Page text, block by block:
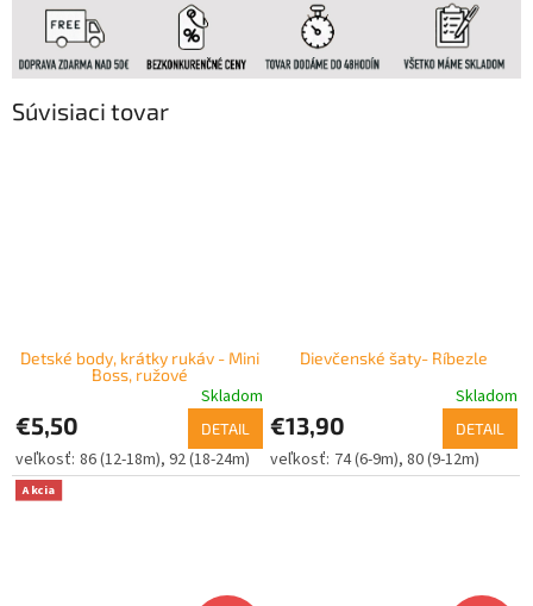
Súvisiaci tovar
Detské body, krátky rukáv - Mini
Boss, ružové
Skladom
€5,50 DETAIL
86 (12-18m) 92 (18-24m)
Dievčenské šaty- Ríbezle
Skladom
€13,90 DETAIL
74 (6-9m) 80 (9-12m)
Akcia